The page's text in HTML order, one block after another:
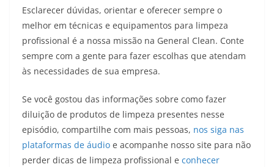
Esclarecer dúvidas, orientar e oferecer sempre o
melhor em técnicas e equipamentos para limpeza
profissional é a nossa missão na General Clean. Conte
sempre com a gente para fazer escolhas que atendam
às necessidades de sua empresa.
Se você gostou das informações sobre como fazer
diluição de produtos de limpeza presentes nesse
episódio, compartilhe com mais pessoas, ⁠nos siga nas
plataformas de áudio ⁠ e acompanhe nosso site para não
perder dicas de limpeza profissional e conhecer